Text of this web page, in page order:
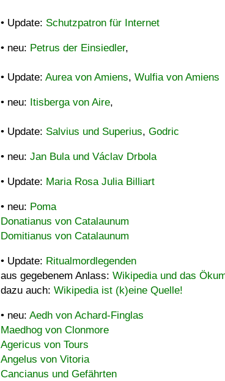
• Update: Schutzpatron für Internet
• neu: Petrus der Einsiedler,
• Update: Aurea von Amiens, Wulfia von Amiens
• neu: Itisberga von Aire,
• Update: Salvius und Superius, Godric
• neu: Jan Bula und Václav Drbola
• Update: Maria Rosa Julia Billiart
• neu: Poma
Donatianus von Catalaunum
Domitianus von Catalaunum
• Update: Ritualmordlegenden
aus gegebenem Anlass: Wikipedia und das
dazu auch: Wikipedia ist (k)eine Quelle!
• neu: Aedh von Achard-Finglas
Maedhog von Clonmore
Agericus von Tours
Angelus von Vitoria
Cancianus und Gefährten